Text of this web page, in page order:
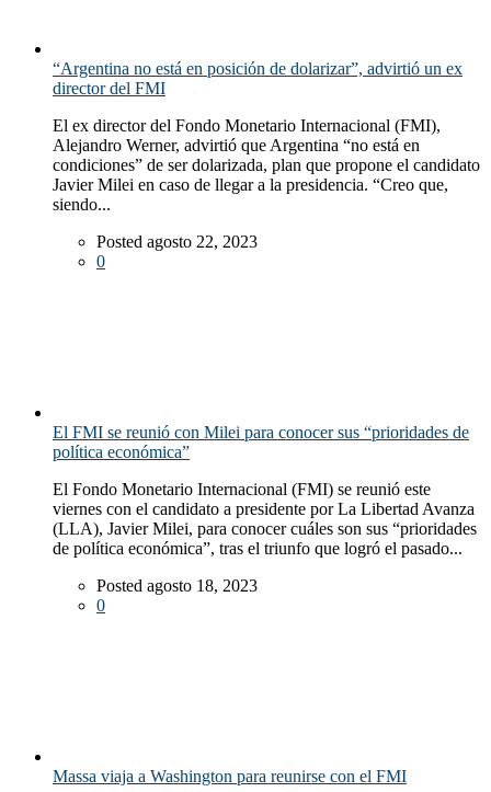
“Argentina no está en posición de dolarizar”, advirtió un ex
director del FMI
El ex director del Fondo Monetario Internacional (FMI),
Alejandro Werner, advirtió que Argentina “no está en
condiciones” de ser dolarizada, plan que propone el candidato
Javier Milei en caso de llegar a la presidencia. “Creo que,
siendo...
Posted agosto 22, 2023
0
El FMI se reunió con Milei para conocer sus “prioridades de
política económica”
El Fondo Monetario Internacional (FMI) se reunió este
viernes con el candidato a presidente por La Libertad Avanza
(LLA), Javier Milei, para conocer cuáles son sus “prioridades
de política económica”, tras el triunfo que logró el pasado...
Posted agosto 18, 2023
0
Massa viaja a Washington para reunirse con el FMI